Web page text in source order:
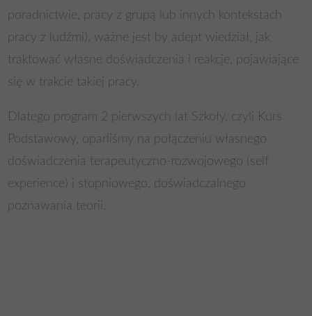
poradnictwie, pracy z grupą lub innych kontekstach
pracy z ludźmi), ważne jest by adept wiedział, jak
traktować własne doświadczenia i reakcje, pojawiające
się w trakcie takiej pracy.
Dlatego program 2 pierwszych lat Szkoły, czyli Kurs
Podstawowy, oparliśmy na połączeniu własnego
doświadczenia terapeutyczno-rozwojowego (self
experience) i stopniowego, doświadczalnego
poznawania teorii.